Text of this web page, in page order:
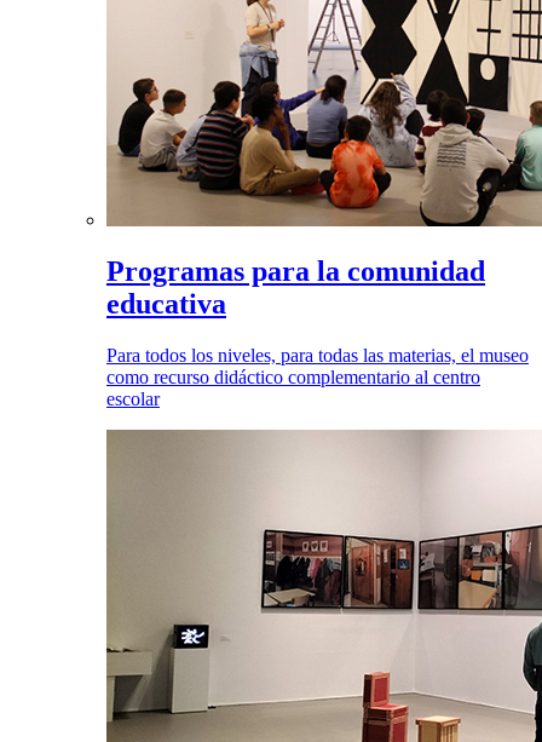
Programas para la comunidad
educativa
Para todos los niveles, para todas las materias, el museo
como recurso didáctico complementario al centro
escolar